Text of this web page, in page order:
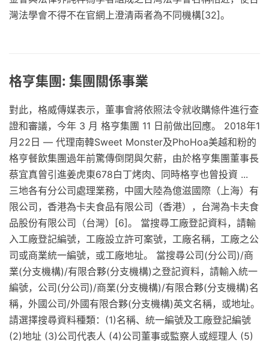
灣法學會不得不在官網上澄清兩者為不同機構[32]。
格亨集團: 集團關係事業
對此，格威傳媒表示，董事會將依照法令就收購條件進行查
證和審議，今年 3 月 格亨集團 11 日前做出回應。 2018年1
月22日 — 代理南韓Sweet Monster及PhoHoa美越和粉的
格亨餐飲集團過年前驚傳倒閉與欠薪，由於格亨集團董事長
蔡宜真曾引進姜虎東678白丁烤肉、同時格亨也曾投資 ...
三地各有分公司處理業務，中國大陸為億滋國際（上海）有
限公司，香港為卡夫食品有限公司（香港），台灣為卡夫食
品股份有限公司（台灣）[6]。 當搜尋工廠登記資料，請輸
入工廠登記編號，工廠設立許可案號，工廠名稱，工廠之公
司或商業統一編號，或工廠地址。 當搜尋公司(分公司)/商
業(分支機構)/有限合夥(分支機構)之登記資料，請輸入統一
編號，公司(分公司)/商業(分支機構)/有限合夥(分支機構)名
稱，外國公司/外國有限合夥(分支機構)英文名稱，或地址。
請選擇搜尋資料種類：(1)名稱、統一編號及工廠登記編號
(2)地址 (3)公司代表人 (4)公司董事或監察人或經理人 (5)